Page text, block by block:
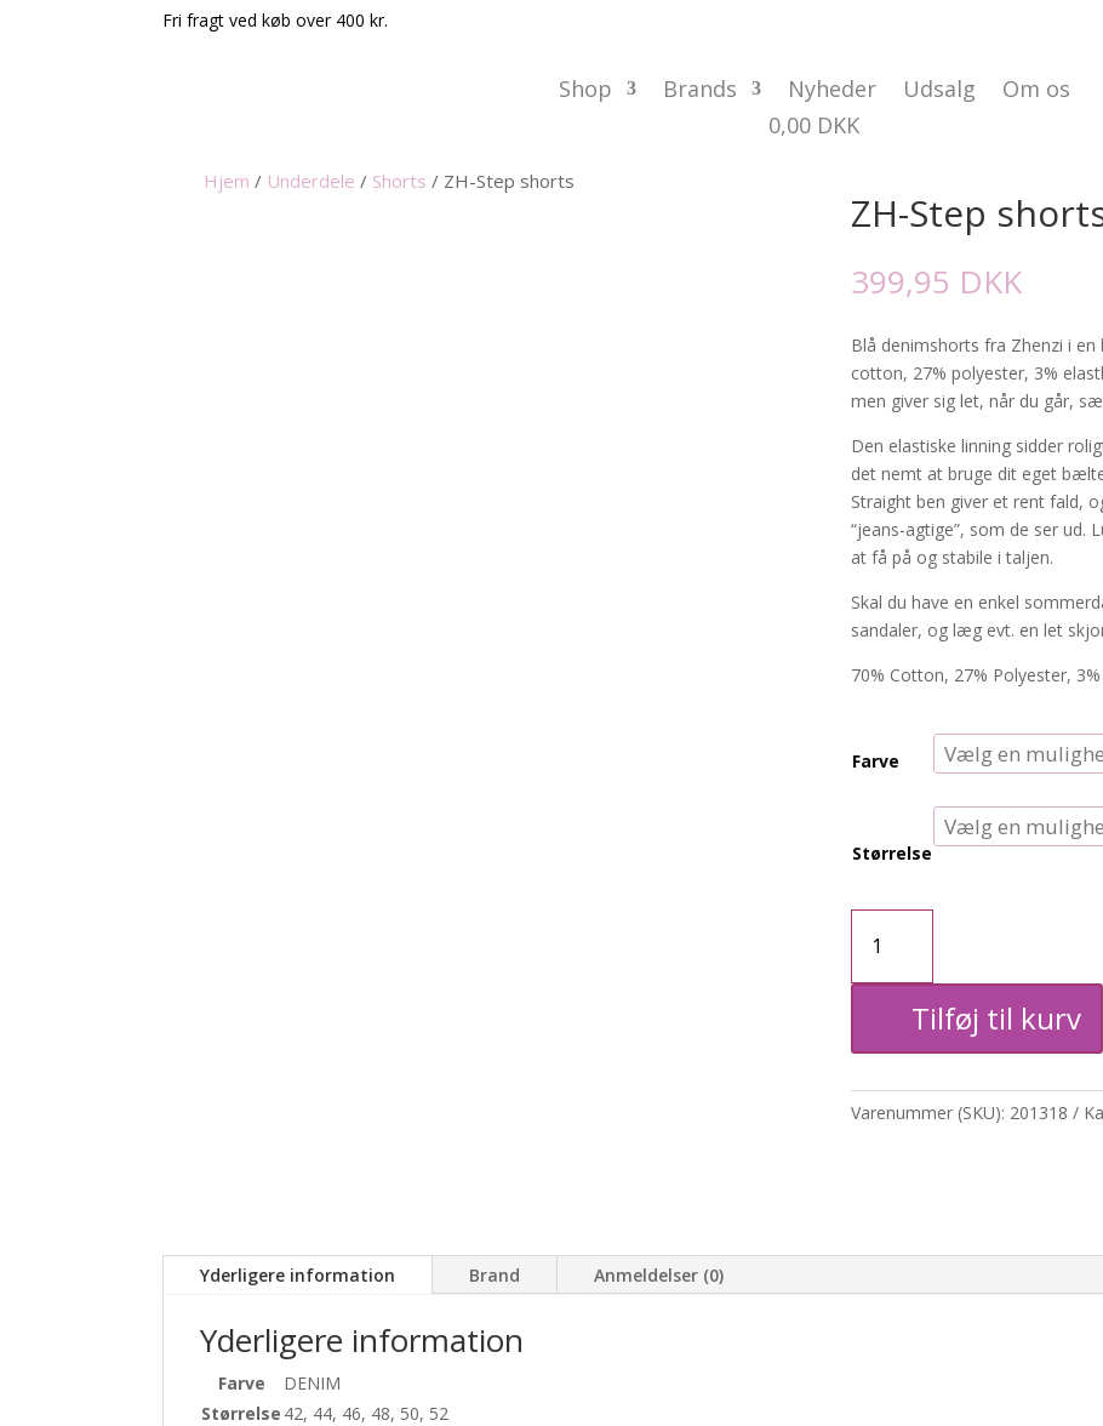
Fri fragt ved køb over 400 kr.
Shop Brands Nyheder Udsalg
Om os
0,00 DKK
Hjem / Underdele / Shorts / ZH-Step shorts
ZH-Step
399,95 DKK
Blå denimshorts fra Zhenzi i
cotton, 27% polyester, 3%
men giver sig let, når du går,
Den elastiske linning sidder
det nemt at bruge dit eget
Straight ben giver et rent fald,
“jeans-agtige”, som de ser ud.
at få på og stabile i taljen.
Skal du have en enkel
sandaler, og læg evt. en let
70% Cotton, 27% Polyester,
Farve
Størrelse
Step
antal
Tilføj til kurv
Varenummer (SKU): 201318
Yderligere information Brand Anmeldelser (0)
Yderligere information
Farve
DENIM
Størrelse 42, 44, 46, 48, 50, 52